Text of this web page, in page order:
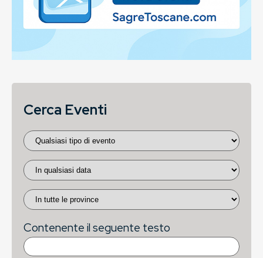
Cerca Eventi
Contenente il seguente testo